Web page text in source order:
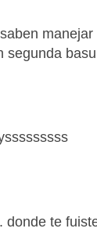
segunda
donde te